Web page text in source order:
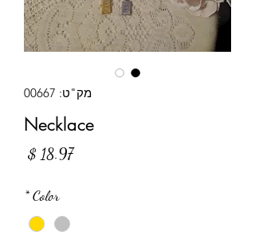
מק"ט: 00667
Necklace
Color
*